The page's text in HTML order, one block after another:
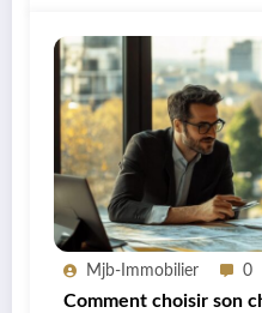
Mjb-Immobilier 0
Comment choisir son